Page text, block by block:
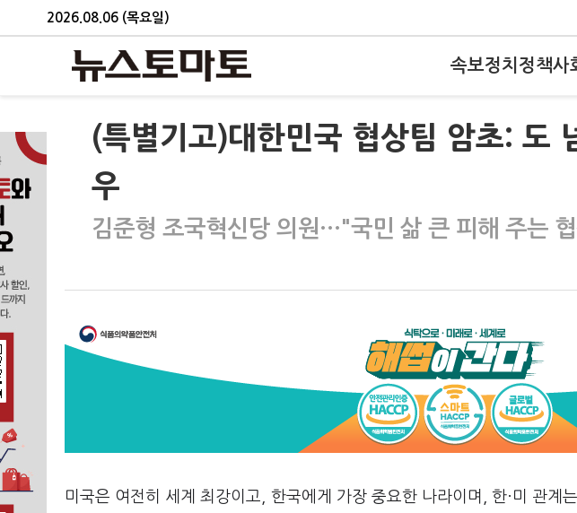
2026.08.06 (목요일)
속보정치 정책사
(특별기고)대한민국 협상팀 암초: 도
우
김준형 조국혁신당 의원…"국민 삶 큰 피해 주는
미국은 여전히 세계 최강이고, 한국에게 가장 중요한 나라이며, 한· 미 관계